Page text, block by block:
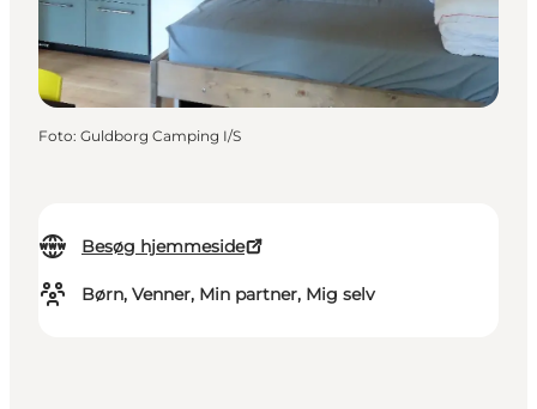
Besøg hjemmeside
Børn, Venner, Min partner, Mig selv
Foto: Guldborg Camping I/S